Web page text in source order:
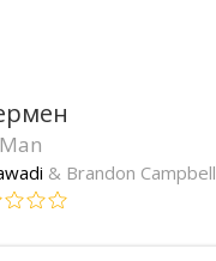
& Brandon Campbell